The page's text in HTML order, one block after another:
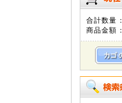
合計数量：
商品金額：